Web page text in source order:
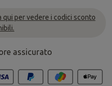
qui per vedere i codici sconto
assicurato